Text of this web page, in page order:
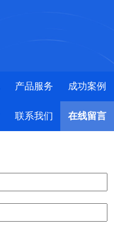
产品服务 成功案例
联系我们 在线留言